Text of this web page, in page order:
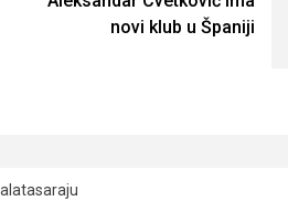
novi klub u Španiji